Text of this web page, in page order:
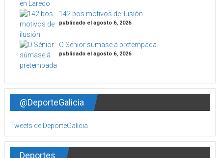
142 bos motivos de ilusión
publicado el agosto 6, 2026
O Sénior súmase á pretempada
publicado el agosto 6, 2026
@DeporteGalicia
Tweets de DeporteGalicia
Deportes